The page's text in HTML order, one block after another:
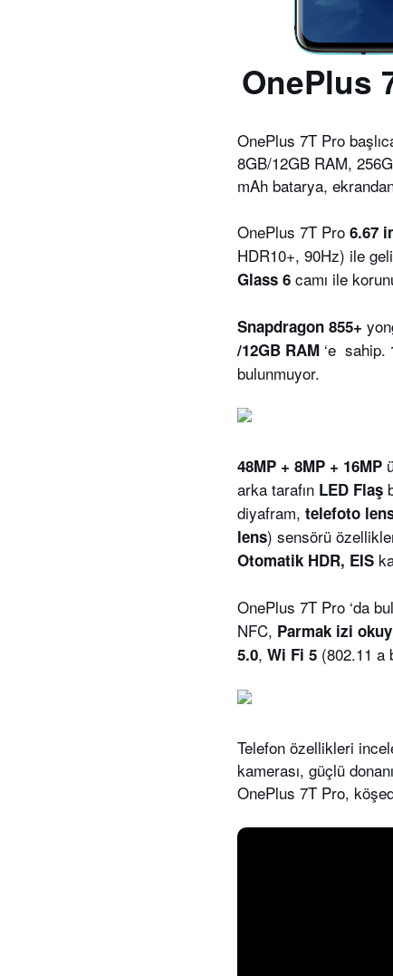
OnePlus
OnePlus 7T Pro
8GB/12GB RAM,
mAh batarya,
OnePlus 7T Pro 6.67
HDR10+, 90Hz) ile
Glass 6 camı ile
Snapdragon 855+
/12GB RAM ‘e sahip.
bulunmuyor.
48MP + 8MP + 16MP
arka tarafın LED Flaş
diyafram, telefoto
lens) sensörü
Otomatik HDR, EIS
OnePlus 7T Pro ‘da
NFC, Parmak izi
5.0, Wi Fi 5 (802.11 a
Telefon özellikleri
kamerası, güçlü
OnePlus 7T Pro,